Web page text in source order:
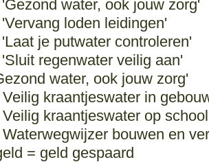
water, ook jouw zorg'
loden leidingen'
je putwater controleren'
regenwater veilig aan'
water, ook jouw zorg'
kraantjeswater in
kraantjeswater op school
bouwen en
= geld gespaard